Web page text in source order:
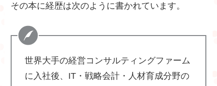
その本に経歴は次のように書かれています。
世界大手の経営コンサルティングファーム
に入社後、IT・戦略会計・人材育成分野の